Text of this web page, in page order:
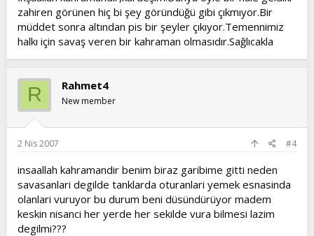
zahiren görünen hiç bi şey göründüğü gibi çıkmıyor.Bir
müddet sonra altından pis bir şeyler çıkıyor.Temennimiz
halkı için savaş veren bir kahraman olmasıdır.Sağlıcakla
R Rahmet4
New member
2 Nis 2007 #4
insaallah kahramandir benim biraz garibime gitti neden
savasanlari degilde tanklarda oturanlari yemek esnasinda
olanlari vuruyor bu durum beni düsündürüyor madem
keskin nisanci her yerde her sekilde vura bilmesi lazim
degilmi???